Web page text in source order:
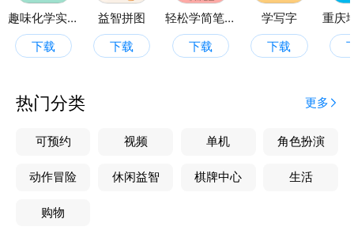
趣味化学实验
下载
益智拼图
下载
轻松学简笔画
下载
学写字
下载
热门分类 更多
可预约 视频 单机 角色扮演
动作冒险 休闲益智 棋牌中心 生活
购物